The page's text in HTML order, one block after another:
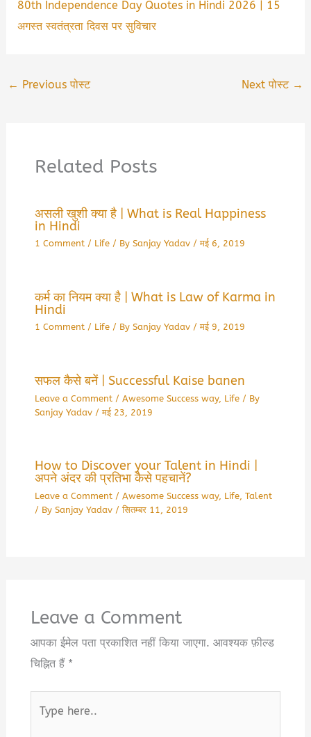
80th Independence Day Quotes in Hindi 2026 | 15
अगस्त स्वतंत्रता दिवस पर सुविचार
← Previous पोस्ट Next पोस्ट →
Related Posts
असली खुशी क्या है | What is Real Happiness
in Hindi
1 Comment / Life/ By Sanjay Yadav /मई 6, 2019
कर्म का नियम क्या है | What is Law of Karma in
Hindi
1 Comment / Life/ By Sanjay Yadav /मई 9, 2019
सफल कैसे बनें | Successful Kaise banen
Leave a Comment / Awesome Success way, Life/ By
Sanjay Yadav /मई 23, 2019
How to Discover your Talent in Hindi |
अपने अंदर की प्रतिभा कैसे पहचानें?
Leave a Comment / Awesome Success way, Life, Talent
/ By Sanjay Yadav /सितम्बर 11, 2019
Leave a Comment
आपका ईमेल पता प्रकाशित नहीं किया जाएगा. आवश्यक फ़ील्ड
चिह्नित हैं *
here..